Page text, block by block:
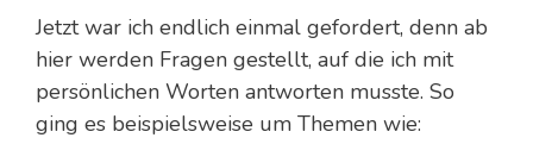
Jetzt war ich endlich einmal gefordert, denn ab
hier werden Fragen gestellt, auf die ich mit
persönlichen Worten antworten musste. So
ging es beispielsweise um Themen wie: